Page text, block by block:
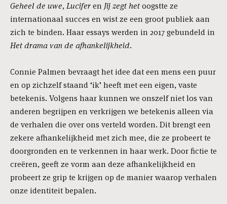
Geheel de uwe,Luciferen Jij zegt hetoogstte ze
internationaal succes en wist ze een groot publiek aan
zich te binden. Haar essays werden in 2017 gebundeld in
Het drama van de afhankelijkheid.
Connie Palmen bevraagt het idee dat een mens een puur
en op zichzelf staand ‘ik’ heeft met een eigen, vaste
betekenis. Volgens haar kunnen we onszelf niet los van
anderen begrijpen en verkrijgen we betekenis alleen via
de verhalen die over ons verteld worden. Dit brengt een
zekere afhankelijkheid met zich mee, die ze probeert te
doorgronden en te verkennen in haar werk. Door fictie te
creëren, geeft ze vorm aan deze afhankelijkheid en
probeert ze grip te krijgen op de manier waarop verhalen
onze identiteit bepalen.